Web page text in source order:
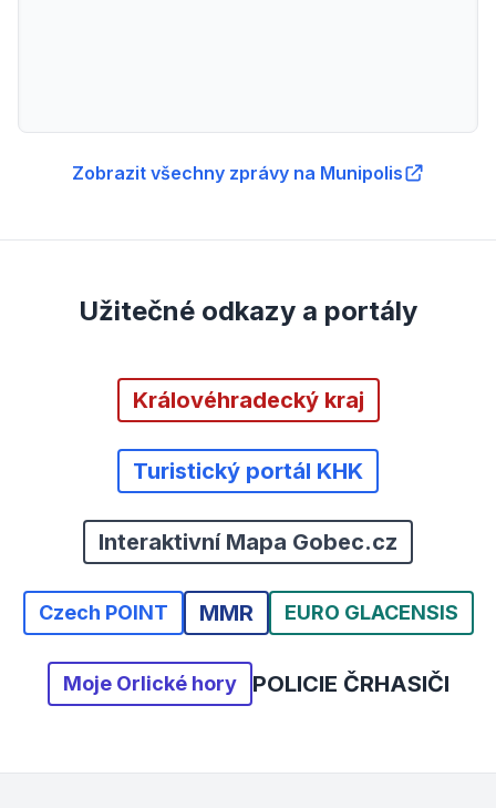
Zobrazit všechny zprávy na Munipolis
Užitečné odkazy a portály
Královéhradecký kraj
Turistický portál KHK
Interaktivní Mapa Gobec.cz
Czech POINT MMR EURO GLACENSIS
Moje Orlické hory POLICIE ČRHASIČI